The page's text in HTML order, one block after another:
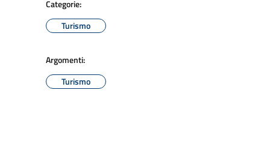
Categorie:
Turismo
Argomenti:
Turismo